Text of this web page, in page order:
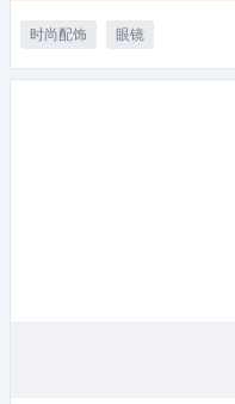
时尚配饰 眼镜